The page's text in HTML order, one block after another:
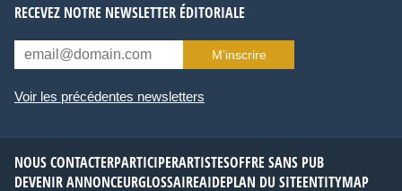
RECEVEZ NOTRE NEWSLETTER ÉDITORIALE
M’inscrire
Voir les précédentes newsletters
NOUS CONTACTERPARTICIPERARTISTESOFFRE SANS PUB
DEVENIR ANNONCEURGLOSSAIREAIDEPLAN DU SITEENTITYMAP